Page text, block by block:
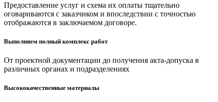
Предоставление услуг и схема их оплаты тщательно
оговариваются с заказчиком и впоследствии с точностью
отображаются в заключаемом договоре.
Выполняем полный комплекс работ
От проектной документации до получения акта-допуска в
различных органах и подразделениях
Высококачественные материалы